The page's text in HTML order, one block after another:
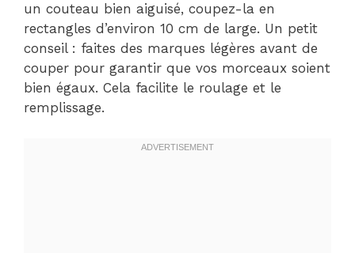
un couteau bien aiguisé, coupez-la en
rectangles d’environ 10 cm de large. Un petit
conseil : faites des marques légères avant de
couper pour garantir que vos morceaux soient
bien égaux. Cela facilite le roulage et le
remplissage.